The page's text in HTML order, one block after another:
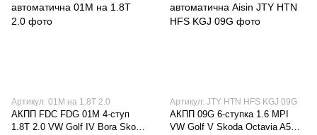
Артикул: 01M на 1.8T 2.0
АКПП FDC FDG 01M 4-ступ
1.8T 2.0 VW Golf IV Bora Skoda
Артикул: JTY HTN HFS KGJ 09G
АКПП 09G 6-ступка 1.6 MPI
VW Golf V Skoda Octavia A5